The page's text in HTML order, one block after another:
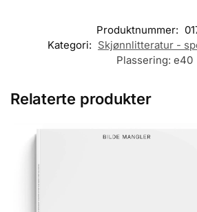
Produktnummer:
Kategori: Skjønnlitteratur -
Plassering: e40
Relaterte produkter